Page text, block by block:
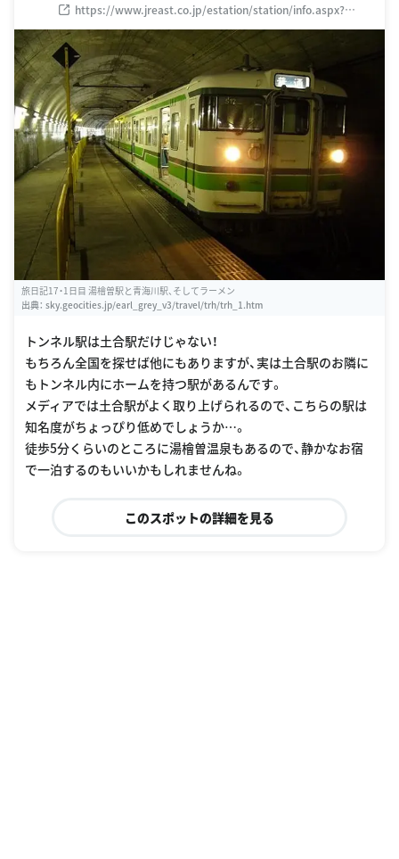
https://www.jreast.co.jp/estation/station/info.aspx?
StationCd=1625
旅日記17・1日目 湯檜曽駅と青海川駅、そしてラーメン
出典： sky.geocities.jp/earl_grey_v3/travel/trh/trh_1.htm
トンネル駅は土合駅だけじゃない！
もちろん全国を探せば他にもありますが、実は土合駅のお隣に
もトンネル内にホームを持つ駅があるんです。
メディアでは土合駅がよく取り上げられるので、こちらの駅は
知名度がちょっぴり低めでしょうか…。
徒歩5分くらいのところに湯檜曽温泉もあるので、静かなお宿
で一泊するのもいいかもしれませんね。
このスポットの詳細を見る